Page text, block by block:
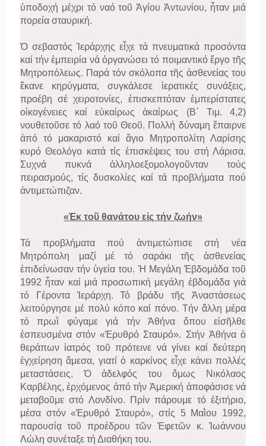
ὑποδοχή μέχρι τό ναό τοῦ Ἁγίου Ἀντωνίου, ἦταν μιά
πορεία σταυρική.
Ὁ σεβαστός Ἱεράρχης εἶχε τά πνευματικά προσόντα
καί τήν ἐμπειρία νά ὀργανώσει τό ποιμαντικό ἔργο τῆς
Μητροπόλεως. Παρά τόν σκόλοπα τῆς ἀσθενείας του
ἔκανε κηρύγματα, συγκάλεσε ἱερατικές συνάξεις,
προέβη σέ χειροτονίες, ἐπισκεπτόταν ἐμπερίστατες
οἰκογένειες καί εὐκαίρως ἀκαίρως (Β΄ Τιμ. 4,2)
νουθετοῦσε τό λαό τοῦ Θεοῦ. Πολλή δύναμη ἔπαιρνε
ἀπό τό μακαριστό καί ἅγιο Μητροπολίτη Λαρίσης
κυρό Θεολόγο κατά τίς ἐπισκέψεις του στή Λάρισα.
Συχνά πυκνά ἀλληλοεξομολογοῦνταν τούς
πειρασμούς, τίς δυσκολίες καί τά προβλήματα πού
ἀντιμετώπιζαν.
«Ἐκ τοῦ θανάτου εἰς τήν ζωήν»
Τά προβλήματα πού ἀντιμετώπισε στή νέα
Μητρόπολη μαζί μέ τό σαράκι τῆς ἀσθενείας
ἐπιδείνωσαν τήν ὑγεία του. Ἡ Μεγάλη Ἑβδομάδα τοῦ
1992 ἦταν καί μιά προσωπική μεγάλη ἑβδομάδα γιά
τό Γέροντα Ἱεράρχη. Τό βράδυ τῆς Ἀναστάσεως
λειτούργησε μέ πολύ κόπο καί πόνο. Τήν ἄλλη μέρα
τό πρωῒ φύγαμε γιά τήν Ἀθήνα ὅπου εἰσῆλθε
ἐσπευσμένα στόν «Ἐρυθρό Σταυρό». Στήν Ἀθήνα ὁ
θεράπων ἰατρός τοῦ πρότεινε νά γίνει καί δεύτερη
ἐγχείρηση ἄμεσα, γιατί ὁ καρκίνος εἶχε κάνει πολλές
μεταστάσεις. Ὁ ἀδελφός του ὅμως Νικόλαος
Καρβέλης, ἐρχόμενος ἀπό τήν Ἀμερική ἀποφάσισε νά
μεταβοῦμε στό Λονδίνο. Πρίν πάρουμε τό ἐξιτήριο,
μέσα στόν «Ἐρυθρό Σταυρό», στίς 5 Μαῒου 1992,
παρουσίᾳ τοῦ προέδρου τῶν Ἐφετῶν κ. Ἰωάννου
Λώλη συνέταξε τή Διαθήκη του.